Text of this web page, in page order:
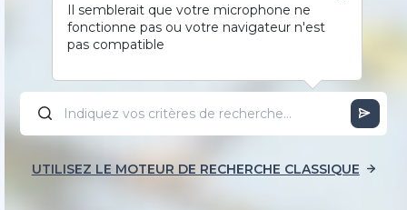
Il semblerait que votre microphone ne
fonctionne pas ou votre navigateur n'est
pas compatible
UTILISEZ LE MOTEUR DE RECHERCHE CLASSIQUE